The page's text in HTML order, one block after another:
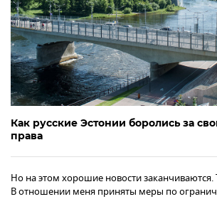
Как русские Эстонии боролись за
права
Но на этом хорошие новости заканчиваются.
В отношении меня приняты меры по